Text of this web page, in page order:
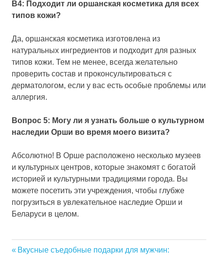
В4: Подходит ли оршанская косметика для всех
типов кожи?
Да, оршанская косметика изготовлена ​​из
натуральных ингредиентов и подходит для разных
типов кожи. Тем не менее, всегда желательно
проверить состав и проконсультироваться с
дерматологом, если у вас есть особые проблемы или
аллергия.
Вопрос 5: Могу ли я узнать больше о культурном
наследии Орши во время моего визита?
Абсолютно! В Орше расположено несколько музеев
и культурных центров, которые знакомят с богатой
историей и культурными традициями города. Вы
можете посетить эти учреждения, чтобы глубже
погрузиться в увлекательное наследие Орши и
Беларуси в целом.
Previous
Вкусные съедобные подарки для мужчин: